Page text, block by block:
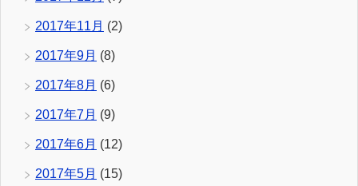
2017年11月 (2)
2017年9月 (8)
2017年8月 (6)
2017年7月 (9)
2017年6月 (12)
2017年5月 (15)